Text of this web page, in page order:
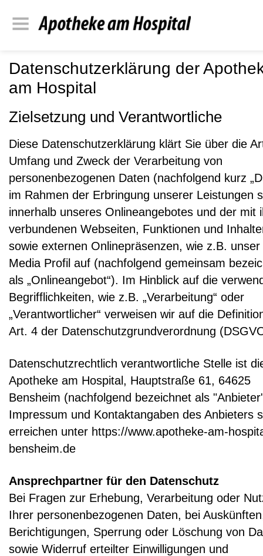
Datenschutzerklärung der
am Hospital
Zielsetzung und Verantwortliche
Diese Datenschutzerklärung klärt Sie über die
Umfang und Zweck der Verarbeitung von
personenbezogenen Daten (nachfolgend kurz
im Rahmen der Erbringung unserer Leistungen
innerhalb unseres Onlineangebotes und der mit
verbundenen Webseiten, Funktionen und
sowie externen Onlinepräsenzen, wie z.B. unser
Media Profil auf (nachfolgend gemeinsam
als „Onlineangebot“). Im Hinblick auf die
Begrifflichkeiten, wie z.B. „Verarbeitung“ oder
„Verantwortlicher“ verweisen wir auf die
Art. 4 der Datenschutzgrundverordnung
Datenschutzrechtlich verantwortliche Stelle ist
Apotheke am Hospital, Hauptstraße 61, 64625
Bensheim (nachfolgend bezeichnet als
Impressum und Kontaktangaben des Anbieters
erreichen unter https://www.apotheke-am-
bensheim.de
Ansprechpartner für den Datenschutz
Bei Fragen zur Erhebung, Verarbeitung oder
Ihrer personenbezogenen Daten, bei
Berichtigungen, Sperrung oder Löschung von
sowie Widerruf erteilter Einwilligungen und